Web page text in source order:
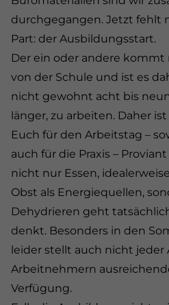
durchgegangen. Jetzt fehlt
Part: der Ausbildungsstart.
Der ein oder andere
von der Schule und ist es
nicht gewohnt acht bis
länger, zu arbeiten. Daher
Euch für den Arbeitstag –
auch für die Praxis –
nicht nur Essen,
Obst als Energiequellen,
Dehydrieren geht
denkt. Besonders in den
leider stellt auch nicht jeder
Arbeitnehmern
Verfügung.